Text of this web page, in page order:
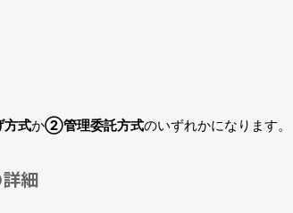
式か②管理委託方式のいずれかになります。
細